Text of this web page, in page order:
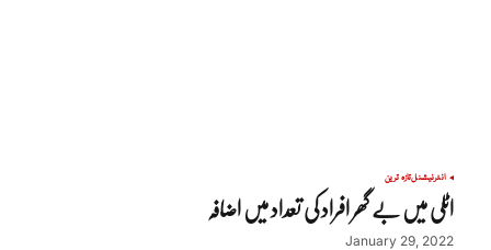
انٹرنیشنلتازہ ترین
اٹلی میں بے گھر افراد کی تعداد میں اضافہ
January 29, 2022